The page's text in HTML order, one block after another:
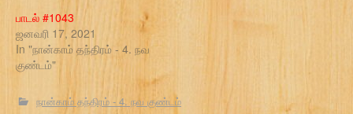
பாடல் #1043
ஜனவரி 17, 2021
In "நான்காம் தந்திரம் - 4. நவ
குண்டம்"
நான்காம் தந்திரம் - 4. நவ குண்டம்